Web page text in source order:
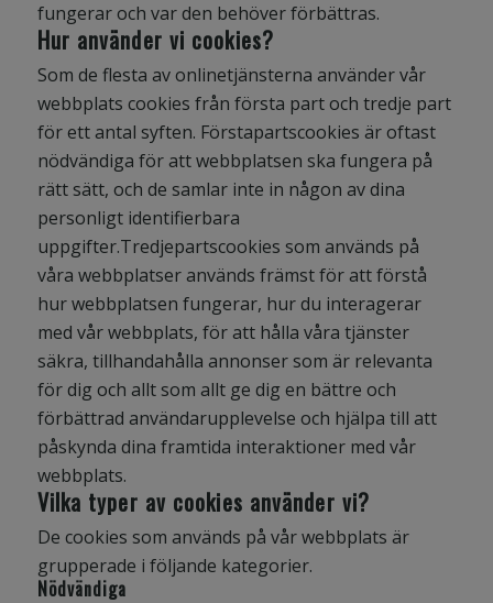
fungerar och var den behöver förbättras.
Hur använder vi cookies?
Som de flesta av onlinetjänsterna använder vår
webbplats cookies från första part och tredje part
för ett antal syften. Förstapartscookies är oftast
nödvändiga för att webbplatsen ska fungera på
rätt sätt, och de samlar inte in någon av dina
personligt identifierbara
uppgifter.Tredjepartscookies som används på
våra webbplatser används främst för att förstå
hur webbplatsen fungerar, hur du interagerar
med vår webbplats, för att hålla våra tjänster
säkra, tillhandahålla annonser som är relevanta
för dig och allt som allt ge dig en bättre och
förbättrad användarupplevelse och hjälpa till att
påskynda dina framtida interaktioner med vår
webbplats.
Vilka typer av cookies använder vi?
De cookies som används på vår webbplats är
grupperade i följande kategorier.
Nödvändiga